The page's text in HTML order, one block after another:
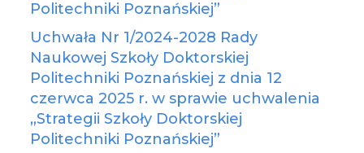
Politechniki Poznańskiej”
Uchwała Nr 1/2024-2028 Rady
Naukowej Szkoły Doktorskiej
Politechniki Poznańskiej z dnia 12
czerwca 2025 r. w sprawie uchwalenia
„Strategii Szkoły Doktorskiej
Politechniki Poznańskiej”